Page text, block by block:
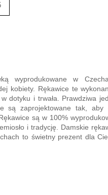
wyprodukowane w
kobiety. Rękawice te
dotyku i trwała. Prawdziwa
są zaprojektowane tak, aby
są w 100%
i tradycję. Damskie
to świetny prezent dla